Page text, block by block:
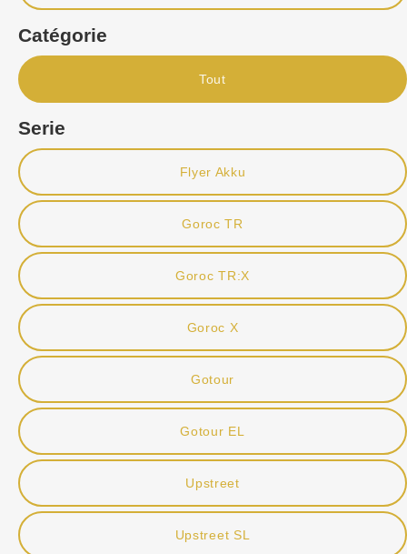
Catégorie
Tout
Serie
Flyer Akku
Goroc TR
Goroc TR:X
Goroc X
Gotour
Gotour EL
Upstreet
Upstreet SL